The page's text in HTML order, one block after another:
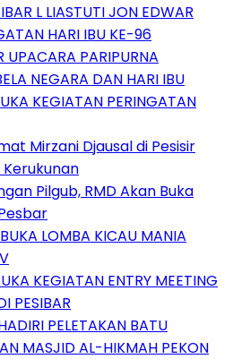
L LIASTUTI JON EDWAR
HARI IBU KE-96
UPACARA PARIPURNA
NEGARA DAN HARI IBU
KEGIATAN PERINGATAN
Mirzani Djausal di Pesisir
Pilgub, RMD Akan Buka
LOMBA KICAU MANIA
KEGIATAN ENTRY MEETING
PESIBAR
PELETAKAN BATU
MASJID AL-HIKMAH PEKON